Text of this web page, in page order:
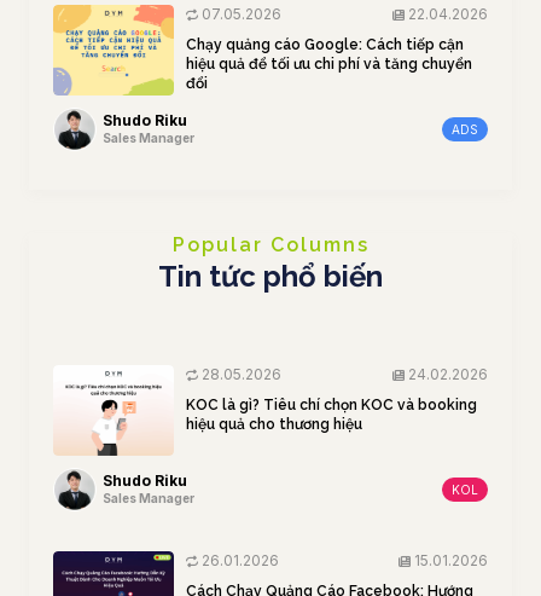
07.05.2026 22.04.2026
Chạy quảng cáo Google: Cách tiếp cận
hiệu quả để tối ưu chi phí và tăng chuyển
đổi
Shudo Riku
Sales Manager
ADS
Popular Columns
Tin tức phổ biến
28.05.2026 24.02.2026
KOC là gì? Tiêu chí chọn KOC và booking
hiệu quả cho thương hiệu
Shudo Riku
Sales Manager
KOL
26.01.2026 15.01.2026
Cách Chạy Quảng Cáo Facebook: Hướng